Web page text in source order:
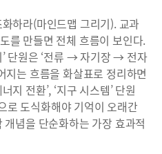
하라(마인드맵 그리기). 교과
를 만들면 전체 흐름이 보인다.
’ 단원은 ‘전류 → 자기장 → 전자
는 흐름을 화살표로 정리하면
지 전환’, ‘지구 시스템’ 단원
로 도식화해야 기억이 오래간
념을 단순화하는 가장 효과적